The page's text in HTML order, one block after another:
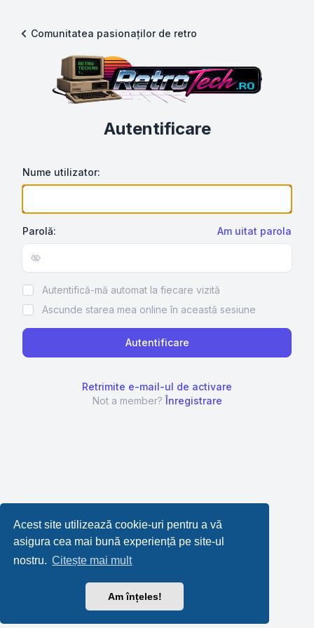
Acest site utilizează cookie-uri pentru a vă
asigura cea mai bună experiență pe site-ul
nostru. Citește mai mult
Am înțeles!
Comunitatea pasionaților de retro
Autentificare
Nume utilizator:
Parolă: Am uitat parola
Show/hide password
Autentifică-mă automat la fiecare vizită
Ascunde starea mea online în această sesiune
Retrimite e-mail-ul de activare
Not a member?Înregistrare